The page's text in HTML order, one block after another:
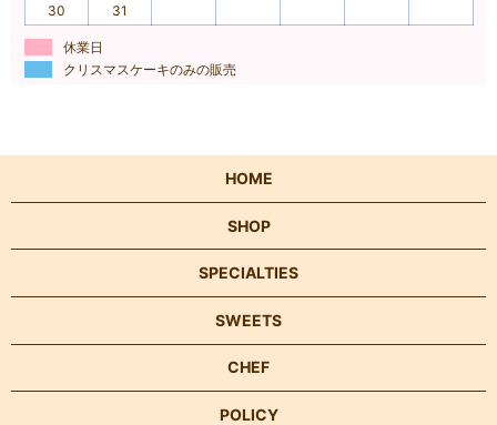
30
31
休業日
クリスマスケーキのみの販売
HOME
SHOP
SPECIALTIES
SWEETS
CHEF
POLICY